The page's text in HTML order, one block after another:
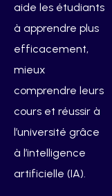
aide les étudiants
à apprendre plus
efficacement,
mieux
comprendre leurs
cours et réussir à
l’université grâce
à l’intelligence
artificielle (IA).